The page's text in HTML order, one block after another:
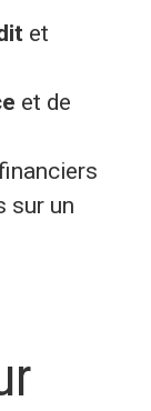
et
et de
sur un